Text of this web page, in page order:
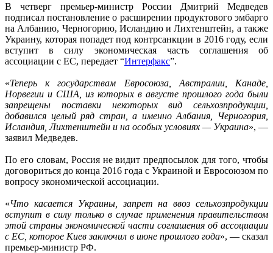
В четверг премьер-министр России Дмитрий Медведев
подписал постановление о расширении продуктового эмбарго
на Албанию, Черногорию, Исландию и Лихтенштейн, а также
Украину, которая попадет под контрсанкции в 2016 году, если
вступит в силу экономическая часть соглашения об
ассоциации с ЕС, передает “Интерфакс”.
«Теперь к государствам Евросоюза, Австралии, Канаде,
Норвегии и США, из которых в августе прошлого года были
запрещены поставки некоторых вид сельхозпродукции,
добавился целый ряд стран, а именно Албания, Черногория,
Исландия, Лихтенштейн и на особых условиях — Украина», —
заявил Медведев.
По его словам, Россия не видит предпосылок для того, чтобы
договориться до конца 2016 года с Украиной и Евросоюзом по
вопросу экономической ассоциации.
«Что касается Украины, запрет на ввоз сельхозпродукции
вступит в силу только в случае применения правительством
этой страны экономической части соглашения об ассоциации
с ЕС, которое Киев заключил в июне прошлого года», — сказал
премьер-министр РФ.